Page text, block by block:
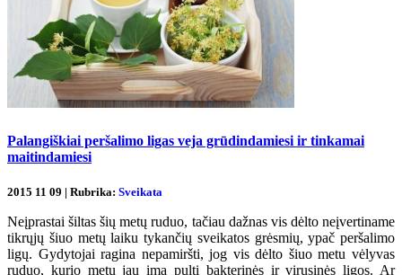
Palangiškiai peršalimo ligas veja grūdindamiesi ir tinkamai
maitindamiesi
2015 11 09 | Rubrika: Sveikata
Neįprastai šiltas šių metų ruduo, tačiau dažnas vis dėlto neįvertiname
tikrųjų šiuo metų laiku tykančių sveikatos grėsmių, ypač peršalimo
ligų. Gydytojai ragina nepamiršti, jog vis dėlto šiuo metu vėlyvas
ruduo, kurio metu jau ima pulti bakterinės ir virusinės ligos. Ar